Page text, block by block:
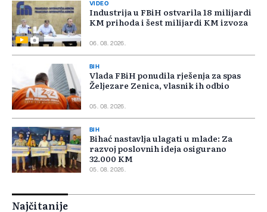
VIDEO
Industrija u FBiH ostvarila 18 milijardi
KM prihoda i šest milijardi KM izvoza
06. 08. 2026.
BIH
Vlada FBiH ponudila rješenja za spas
Željezare Zenica, vlasnik ih odbio
05. 08. 2026.
BIH
Bihać nastavlja ulagati u mlade: Za
razvoj poslovnih ideja osigurano
32.000 KM
05. 08. 2026.
Najčitanije